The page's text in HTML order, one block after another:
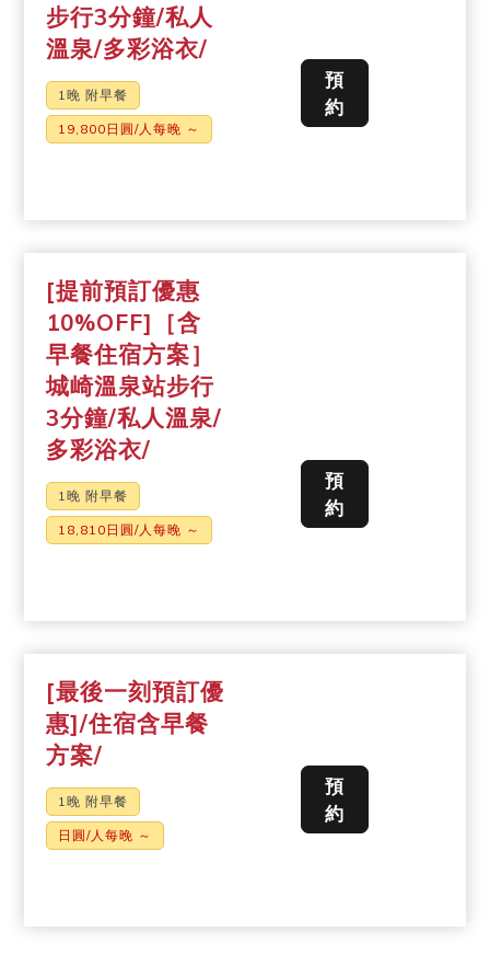
步行3分鐘/私人
溫泉/多彩浴衣/
1晚 附早餐
19,800日圓/人每晚 ～
預
約
[提前預訂優惠
10%OFF]［含
早餐住宿方案］
城崎溫泉站步行
3分鐘/私人溫泉/
多彩浴衣/
1晚 附早餐
18,810日圓/人每晚 ～
預
約
[最後一刻預訂優
惠]/住宿含早餐
方案/
1晚 附早餐
日圓/人每晚 ～
預
約